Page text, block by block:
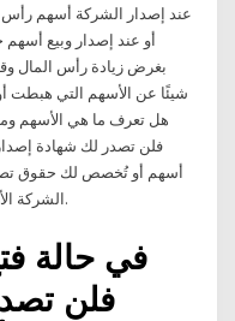
عند إصدار الشركة أسهم
أو عند إصدار وبيع
بغرض زيادة رأس المال
شيئًا عن الأسهم التي هبطت
هل تعرف ما هي الأسهم
أسهم أو تُخصص لك حقوق
الشركة الأرباح، سيتم تحديث رصيدك وفقًا لمُمتلكاتك.
في حالة